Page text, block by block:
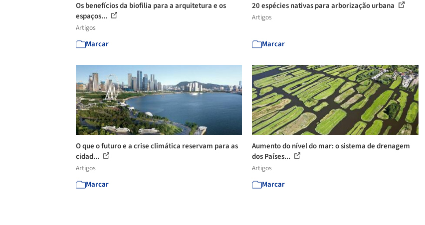
Os benefícios da biofilia para a arquitetura e os
espaços...
Artigos
Marcar
20 espécies nativas para arborização urbana
Artigos
Marcar
O que o futuro e a crise climática reservam para as
cidad...
Artigos
Marcar
Aumento do nível do mar: o sistema de drenagem
dos Países...
Artigos
Marcar